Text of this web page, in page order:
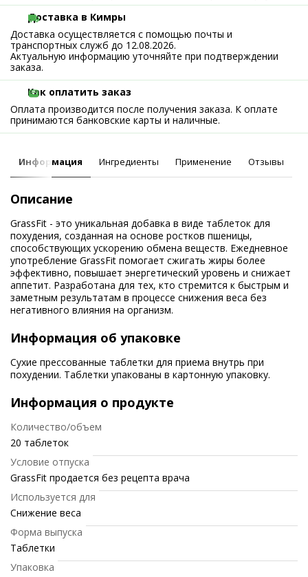
Доставка в Кимры
Доставка осуществляется с помощью почты и
транспортных служб до 12.08.2026.
Актуальную информацию уточняйте при подтверждении
заказа.
Как оплатить заказ
Оплата производится после получения заказа. К оплате
принимаются банковские карты и наличные.
Информация Ингредиенты Применение Отзывы
Описание
GrassFit - это уникальная добавка в виде таблеток для
похудения, созданная на основе ростков пшеницы,
способствующих ускорению обмена веществ. Ежедневное
употребление GrassFit помогает сжигать жиры более
эффективно, повышает энергетический уровень и снижает
аппетит. Разработана для тех, кто стремится к быстрым и
заметным результатам в процессе снижения веса без
негативного влияния на организм.
Информация об упаковке
Сухие прессованные таблетки для приема внутрь при
похудении. Таблетки упакованы в картонную упаковку.
Информация о продукте
Количество/объем
20 таблеток
Условие отпуска
GrassFit продается без рецепта врача
Используется для
Снижение веса
Форма выпуска
Таблетки
Упаковка